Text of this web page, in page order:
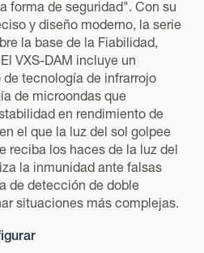
forma de seguridad". Con su
y diseño moderno, la serie
la base de la Fiabilidad,
VXS-DAM incluye un
tecnología de infrarrojo
de microondas que
en rendimiento de
el que la luz del sol golpee
reciba los haces de la luz del
la inmunidad ante falsas
de detección de doble
situaciones más complejas.